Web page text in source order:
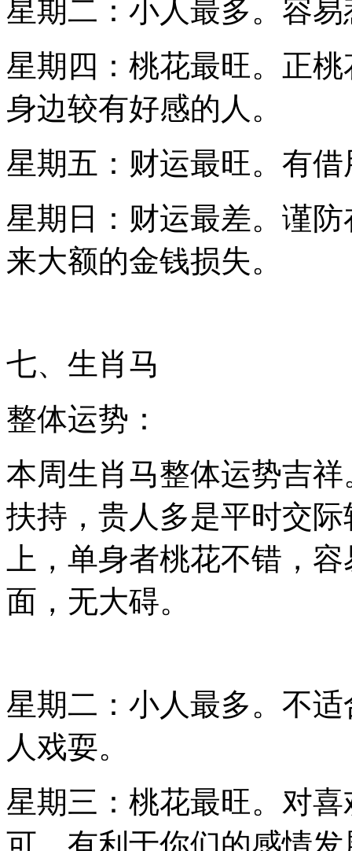
星期二：小人最多。容
星期四：桃花最旺。正
身边较有好感的人。
星期五：财运最旺。有
星期日：财运最差。谨
来大额的金钱损失。
七、生肖马
整体运势：
本周生肖马整体运势吉
扶持，贵人多是平时交
上，单身者桃花不错，
面，无大碍。
星期二：小人最多。不
人戏耍。
星期三：桃花最旺。对
可，有利于你们的感情发